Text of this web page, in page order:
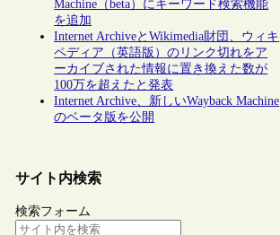
Machine（beta）にキーワード検索機能
を追加
Internet ArchiveとWikimedia財団、ウィキ
ペディア（英語版）のリンク切れをア
ーカイブされた情報に置き換えた数が
100万を超えたと発表
Internet Archive、新しいWayback Machine
のベータ版を公開
サイト内検索
検索フォーム